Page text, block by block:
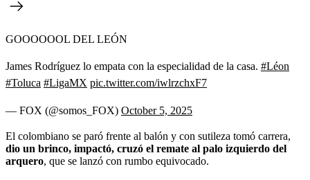
GOOOOOOL DEL LEÓN
James Rodríguez lo empata con la especialidad de la casa. #Léon
#Toluca #LigaMX pic.twitter.com/iwlrzchxF7
— FOX (@somos_FOX) October 5, 2025
El colombiano se paró frente al balón y con sutileza tomó carrera,
dio un brinco, impactó, cruzó el remate al palo izquierdo del
arquero, que se lanzó con rumbo equivocado.